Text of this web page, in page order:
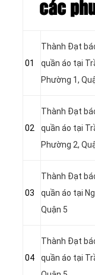
các
01
Thành Đạt
quần áo tại
Phường 1,
02
Thành Đạt
quần áo tại
Phường 2,
03
Thành Đạt
quần áo tại
Quận 5
04
Thành Đạt
quần áo tại